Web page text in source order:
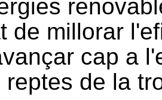
de millorar
cap a
reptes de la